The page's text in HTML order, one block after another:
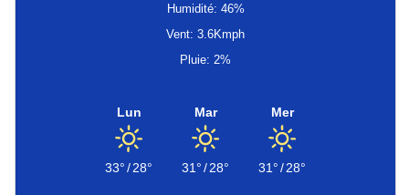
Humidité: 46%
Vent: 3.6Kmph
Pluie: 2%
Lun
33°/28°
Mar
31°/28°
Mer
31°/28°